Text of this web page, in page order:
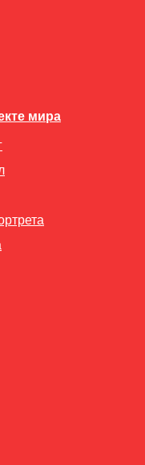
мира